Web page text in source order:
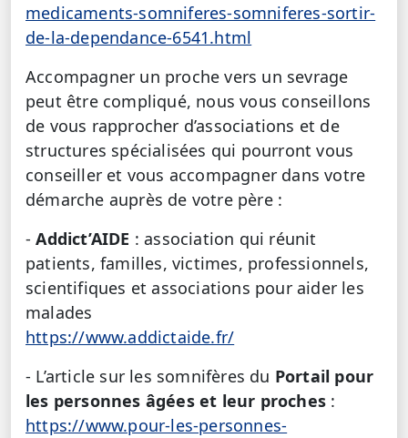
medicaments-somniferes-somniferes-sortir-
de-la-dependance-6541.html
Accompagner un proche vers un sevrage
peut être compliqué, nous vous conseillons
de vous rapprocher d’associations et de
structures spécialisées qui pourront vous
conseiller et vous accompagner dans votre
démarche auprès de votre père :
-Addict’AIDE : association qui réunit
patients, familles, victimes, professionnels,
scientifiques et associations pour aider les
malades
https://www.addictaide.fr/
- L’article sur les somnifères du Portail pour
les personnes âgées et leur proches :
https://www.pour-les-personnes-